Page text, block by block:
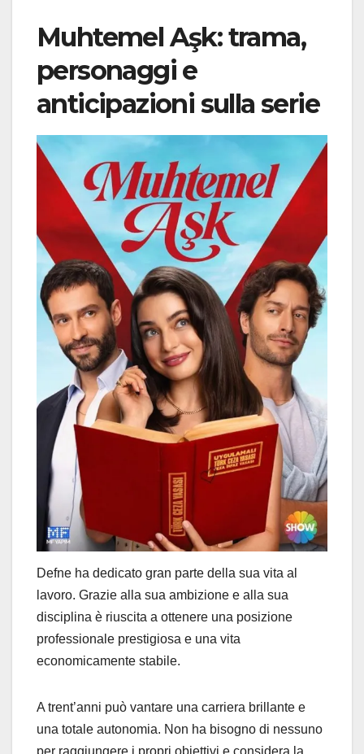
Muhtemel Aşk: trama,
personaggi e
anticipazioni sulla serie
Defne ha dedicato gran parte della sua vita al
lavoro. Grazie alla sua ambizione e alla sua
disciplina è riuscita a ottenere una posizione
professionale prestigiosa e una vita
economicamente stabile.
A trent’anni può vantare una carriera brillante e
una totale autonomia. Non ha bisogno di nessuno
per raggiungere i propri obiettivi e considera la